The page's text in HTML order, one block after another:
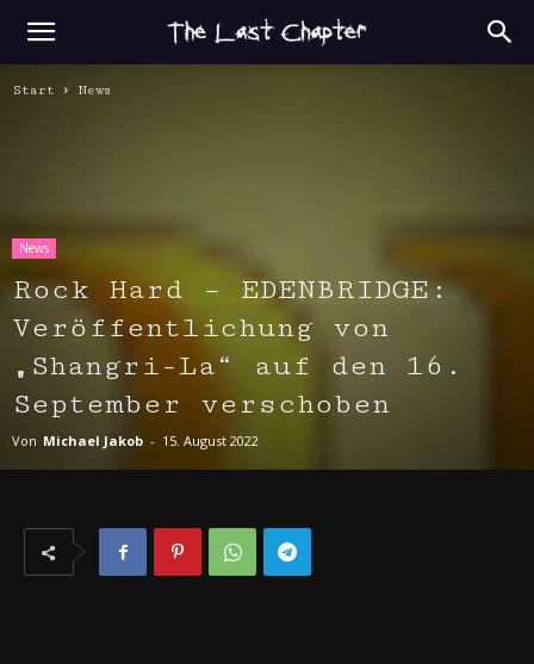
Start News
News
Rock Hard – EDENBRIDGE:
Veröffentlichung von
„Shangri-La“ auf den 16.
September verschoben
Von Michael Jakob - 15. August 2022